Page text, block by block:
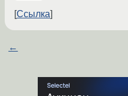
Ссылка
←